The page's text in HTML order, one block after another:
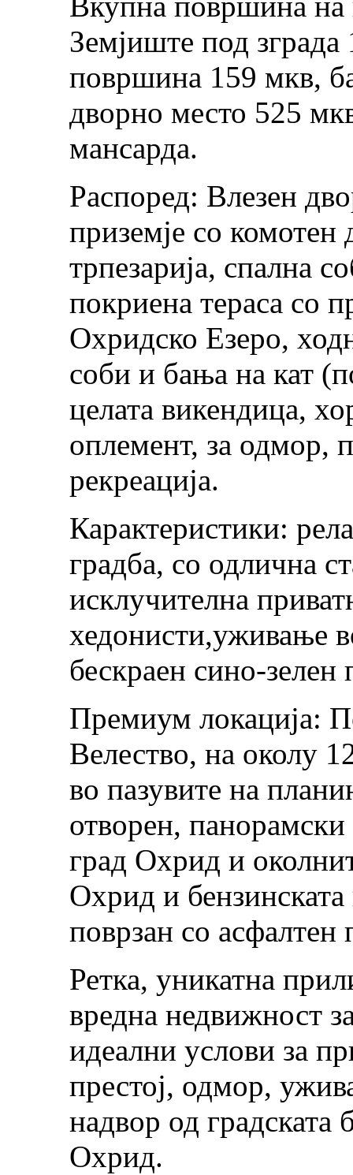
Земјиште под
површина 159 мкв,
дворно место 525
мансарда.
Распоред: Влезен
приземје со комотен
трпезарија, спална
покриена тераса со
Охридско Езеро,
соби и бања на кат
целата викендица,
оплемент, за одмор,
рекреација.
Карактеристики:
градба, со одлична
исклучителна
хедонисти,уживање
бескраен сино-зелен
Премиум локација:
Велество, на околу
во пазувите на
отворен,
град Охрид и
Охрид и
поврзан со асфалтен
Ретка, уникатна
вредна недвижност
идеални услови за
престој, одмор,
надвор од градската
Охрид.